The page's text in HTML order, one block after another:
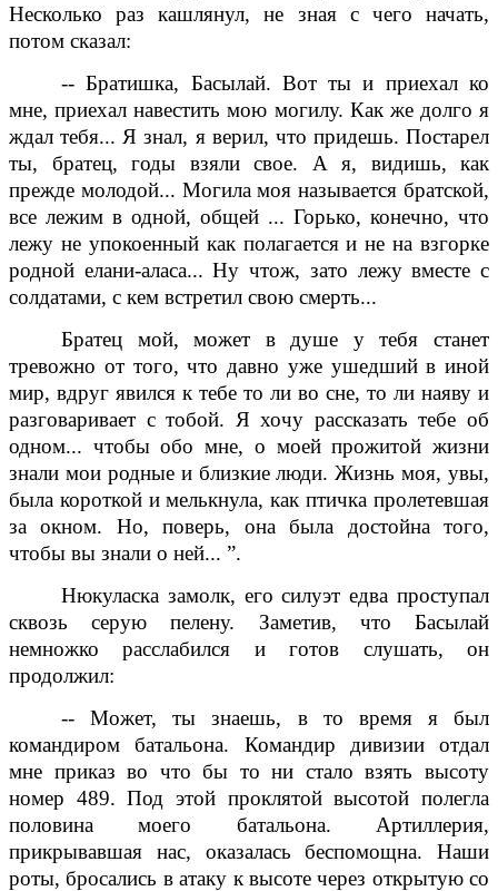
Несколько раз кашлянул, не зная с чего начать,
потом сказал:
-- Братишка, Басылай. Вот ты и приехал ко
мне, приехал навестить мою могилу. Как же долго я
ждал тебя... Я знал, я верил, что придешь. Постарел
ты, братец, годы взяли свое. А я, видишь, как
прежде молодой... Могила моя называется братской,
все лежим в одной, общей ... Горько, конечно, что
лежу не упокоенный как полагается и не на взгорке
родной елани-аласа... Ну чтож, зато лежу вместе с
солдатами, с кем встретил свою смерть...
Братец мой, может в душе у тебя станет
тревожно от того, что давно уже ушедший в иной
мир, вдруг явился к тебе то ли во сне, то ли наяву и
разговаривает с тобой. Я хочу рассказать тебе об
одном... чтобы обо мне, о моей прожитой жизни
знали мои родные и близкие люди. Жизнь моя, увы,
была короткой и мелькнула, как птичка пролетевшая
за окном. Но, поверь, она была достойна того,
чтобы вы знали о ней... ”.
Нюкуласка замолк, его силуэт едва проступал
сквозь серую пелену. Заметив, что Басылай
немножко расслабился и готов слушать, он
продолжил:
-- Может, ты знаешь, в то время я был
командиром батальона. Командир дивизии отдал
мне приказ во что бы то ни стало взять высоту
номер 489. Под этой проклятой высотой полегла
половина моего батальона. Артиллерия,
прикрывавшая нас, оказалась беспомощна. Наши
роты, бросались в атаку к высоте через открытую со